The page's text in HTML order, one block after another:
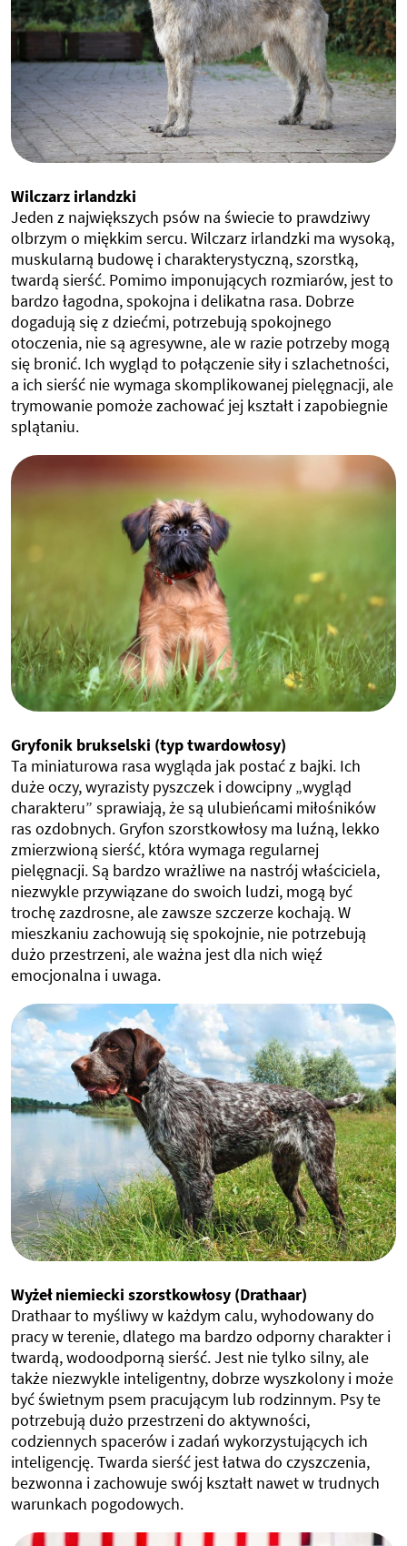
Wilczarz irlandzki
Jeden z największych psów na świecie to prawdziwy
olbrzym o miękkim sercu. Wilczarz irlandzki ma wysoką,
muskularną budowę i charakterystyczną, szorstką,
twardą sierść. Pomimo imponujących rozmiarów, jest to
bardzo łagodna, spokojna i delikatna rasa. Dobrze
dogadują się z dziećmi, potrzebują spokojnego
otoczenia, nie są agresywne, ale w razie potrzeby mogą
się bronić. Ich wygląd to połączenie siły i szlachetności,
a ich sierść nie wymaga skomplikowanej pielęgnacji, ale
trymowanie pomoże zachować jej kształt i zapobiegnie
splątaniu.
Gryfonik brukselski (typ twardowłosy)
Ta miniaturowa rasa wygląda jak postać z bajki. Ich
duże oczy, wyrazisty pyszczek i dowcipny „wygląd
charakteru” sprawiają, że są ulubieńcami miłośników
ras ozdobnych. Gryfon szorstkowłosy ma luźną, lekko
zmierzwioną sierść, która wymaga regularnej
pielęgnacji. Są bardzo wrażliwe na nastrój właściciela,
niezwykle przywiązane do swoich ludzi, mogą być
trochę zazdrosne, ale zawsze szczerze kochają. W
mieszkaniu zachowują się spokojnie, nie potrzebują
dużo przestrzeni, ale ważna jest dla nich więź
emocjonalna i uwaga.
Wyżeł niemiecki szorstkowłosy (Drathaar)
Drathaar to myśliwy w każdym calu, wyhodowany do
pracy w terenie, dlatego ma bardzo odporny charakter i
twardą, wodoodporną sierść. Jest nie tylko silny, ale
także niezwykle inteligentny, dobrze wyszkolony i może
być świetnym psem pracującym lub rodzinnym. Psy te
potrzebują dużo przestrzeni do aktywności,
codziennych spacerów i zadań wykorzystujących ich
inteligencję. Twarda sierść jest łatwa do czyszczenia,
bezwonna i zachowuje swój kształt nawet w trudnych
warunkach pogodowych.